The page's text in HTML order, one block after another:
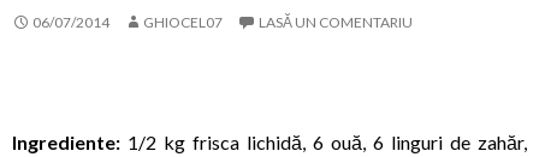
06/07/2014 GHIOCEL07 LASĂ UN COMENTARIU
Ingrediente: 1/2 kg frisca lichidă, 6 ouă, 6 linguri de zahăr,